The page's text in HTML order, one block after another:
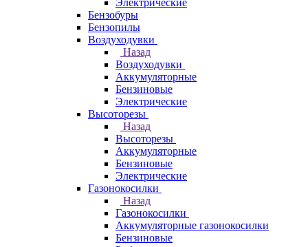
Электрические
Бензобуры
Бензопилы
Воздуходувки
Назад
Воздуходувки
Аккумуляторные
Бензиновые
Электрические
Высоторезы
Назад
Высоторезы
Аккумуляторные
Бензиновые
Электрические
Газонокосилки
Назад
Газонокосилки
Аккумуляторные газонокосилки
Бензиновые